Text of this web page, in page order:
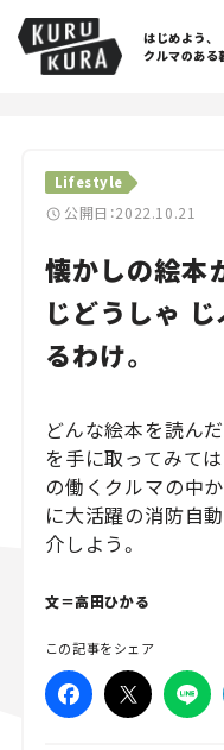
はじめよう、
クルマのある
Lifestyle
公開日：2022.10.21
懐かしの絵本
じどうしゃ
るわけ。
どんな絵本を読ん
を手に取ってみて
の働くクルマの中
に大活躍の消防自
介しよう。
文＝高田ひかる
この記事をシェア
Cars
Lifestyle
Traffic
Special
Series
Campaign
人気のハッシュタグ
マツダ｜Mazda